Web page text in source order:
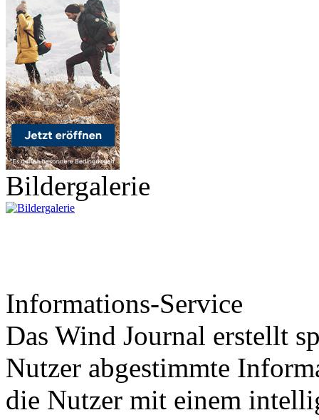
Bildergalerie
Informations-Service
Das Wind Journal erstellt
Nutzer abgestimmte
die Nutzer mit einem